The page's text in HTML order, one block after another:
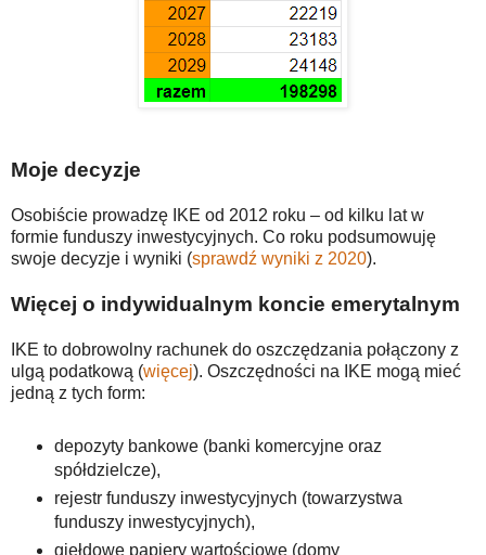
Moje decyzje
Osobiście prowadzę IKE od 2012 roku – od kilku lat w
formie funduszy inwestycyjnych. Co roku podsumowuję
swoje decyzje i wyniki (sprawdź wyniki z 2020).
Więcej o indywidualnym koncie emerytalnym
IKE to dobrowolny rachunek do oszczędzania połączony z
ulgą podatkową (więcej). Oszczędności na IKE mogą mieć
jedną z tych form:
depozyty bankowe (banki komercyjne oraz
spółdzielcze),
rejestr funduszy inwestycyjnych (towarzystwa
funduszy inwestycyjnych),
giełdowe papiery wartościowe (domy